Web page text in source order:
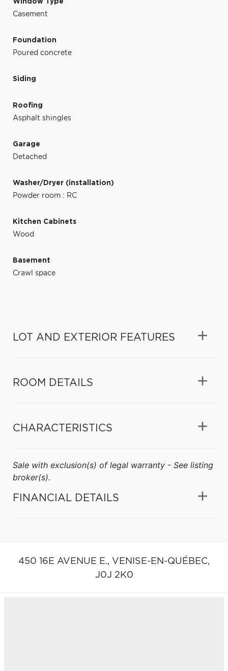
Window Type
Casement
Foundation
Poured concrete
Siding
Roofing
Asphalt shingles
Garage
Detached
Washer/Dryer (installation)
Powder room : RC
Kitchen Cabinets
Wood
Basement
Crawl space
LOT AND EXTERIOR FEATURES
ROOM DETAILS
CHARACTERISTICS
Sale with exclusion(s) of legal warranty - See listing
broker(s).
FINANCIAL DETAILS
450 16E AVENUE E., VENISE-EN-QUÉBEC,
J0J 2K0